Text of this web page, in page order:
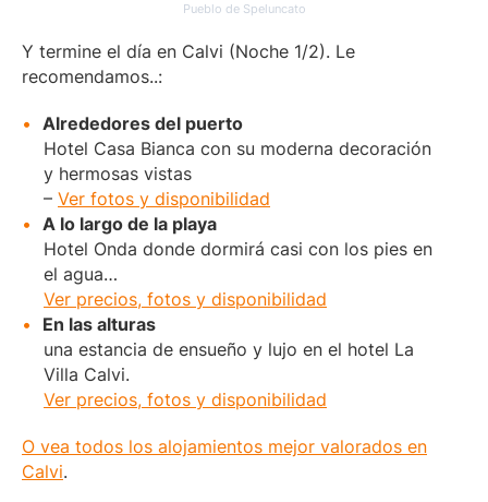
Pueblo de Speluncato
Y termine el día en Calvi (Noche 1/2). Le
recomendamos..:
Alrededores del puerto
Hotel Casa Bianca con su moderna decoración
y hermosas vistas
– Ver fotos y disponibilidad
A lo largo de la playa
Hotel Onda donde dormirá casi con los pies en
el agua…
Ver precios, fotos y disponibilidad
En las alturas
una estancia de ensueño y lujo en el hotel La
Villa Calvi.
Ver precios, fotos y disponibilidad
O vea todos los alojamientos mejor valorados en
Calvi.